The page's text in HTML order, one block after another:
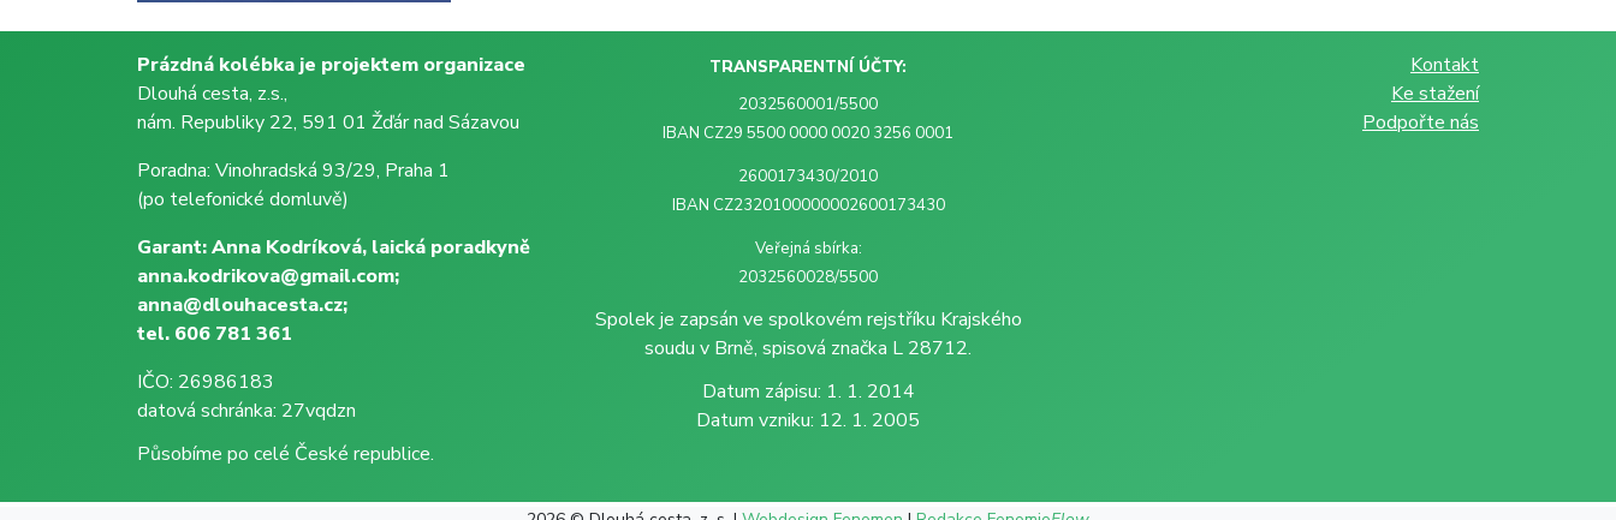
Prázdná kolébka je projektem organizace
Dlouhá cesta, z.s.,
nám. Republiky 22, 591 01 Žďár nad Sázavou
Poradna: Vinohradská 93/29, Praha 1
(po telefonické domluvě)
Garant: Anna Kodríková, laická poradkyně
anna.kodrikova@gmail.com;
anna@dlouhacesta.cz;
tel. 606 781 361
IČO: 26986183
datová schránka: 27vqdzn
Působíme po celé České republice.
TRANSPARENTNÍ ÚČTY:
2032560001/5500
IBAN CZ29 5500 0000 0020 3256 0001
2600173430/2010
IBAN CZ2320100000002600173430
Veřejná sbírka:
2032560028/5500
Spolek je zapsán ve spolkovém rejstříku Krajského
soudu v Brně, spisová značka L 28712.
Datum zápisu: 1. 1. 2014
Datum vzniku: 12. 1. 2005
Kontakt
Ke stažení
Podpořte nás